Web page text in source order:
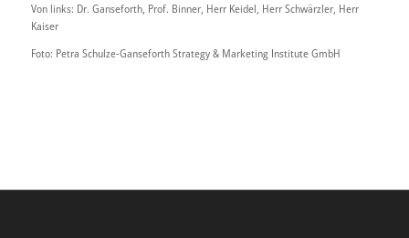
Von links: Dr. Ganseforth, Prof. Binner, Herr Keidel, Herr Schwärzler, Herr
Kaiser
Foto: Petra Schulze-Ganseforth Strategy & Marketing Institute GmbH